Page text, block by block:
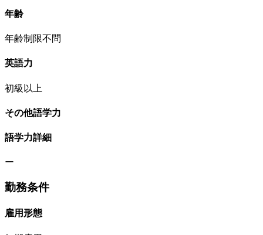
年齢
年齢制限不問
英語力
初級以上
その他語学力
語学力詳細
ー
勤務条件
雇用形態